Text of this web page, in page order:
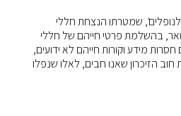
שמטרתו הנצחת חללי
בהשלמת פרטי חייהם של חללי
מידע וקורות חייהם לא ידועים,
הזיכרון שאנו חבים, לאלו שנפלו